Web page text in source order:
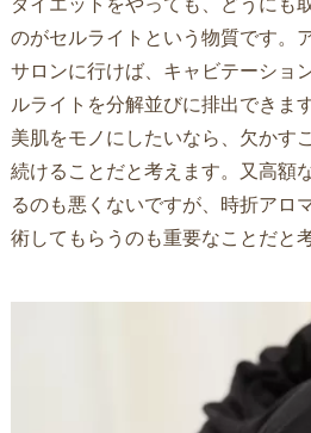
のがセルライトという物質です。
サロンに行けば、キャビテーショ
ルライトを分解並びに排出できます
美肌をモノにしたいなら、欠かす
続けることだと考えます。又高額
るのも悪くないですが、時折アロ
術してもらうのも重要なことだと